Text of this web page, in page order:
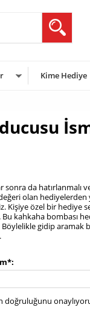
Kime Hediye
sonra da
olan hediyelerden
Kişiye özel bir hediye
Bu kahkaha bombası
gidip aramak
doğruluğunu